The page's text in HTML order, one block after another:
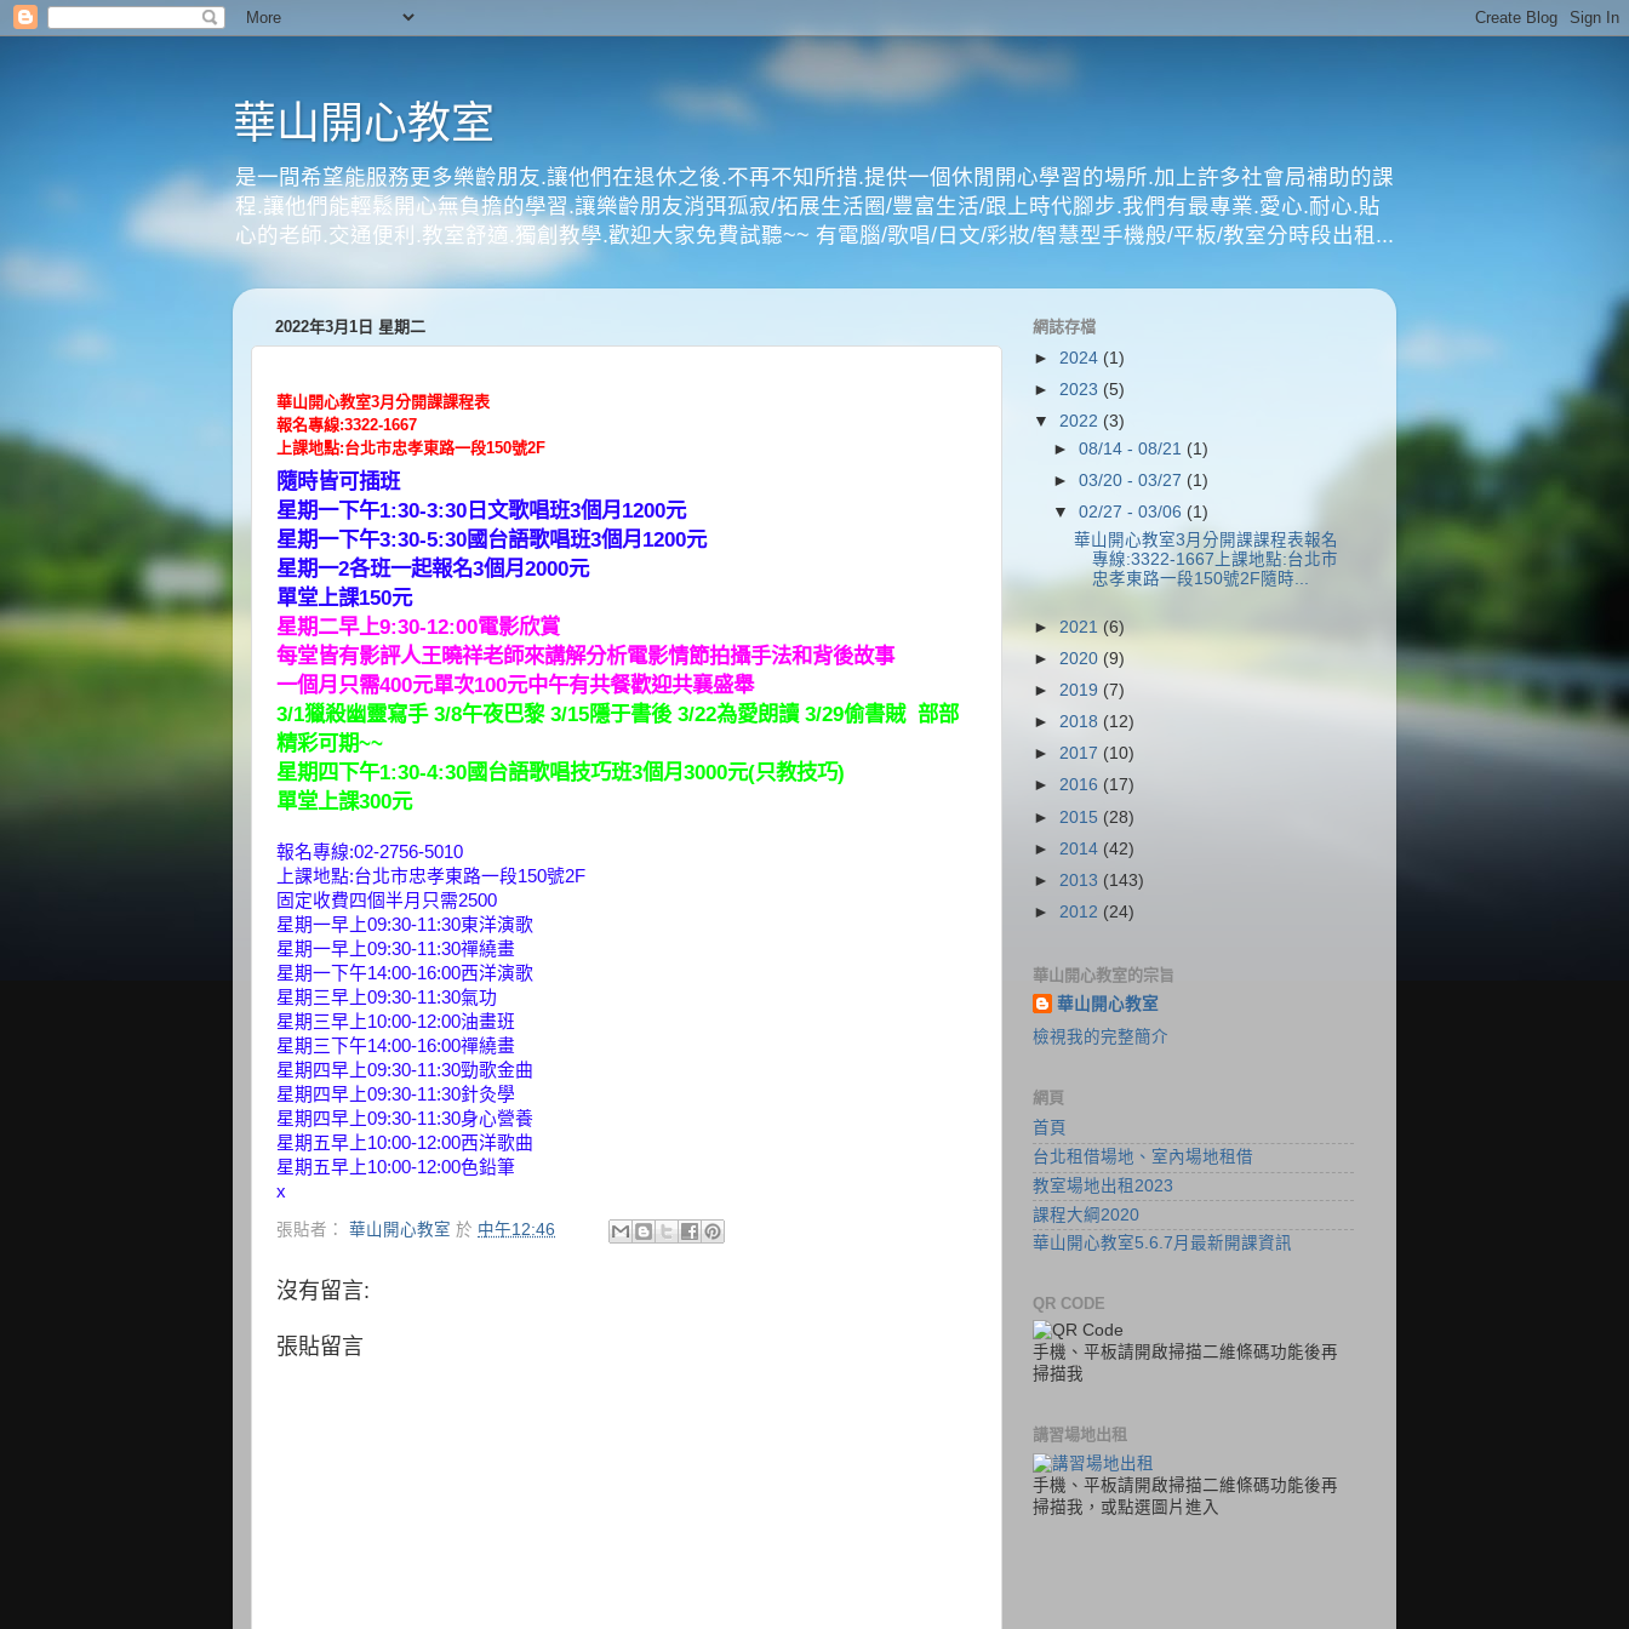
華山開心教室
是一間希望能服務更多樂齡朋友.讓他們在退休之後.不再不知所措.提供一個休閒開心學習的場所.加上許多社會局補助的課
程.讓他們能輕鬆開心無負擔的學習.讓樂齡朋友消弭孤寂/拓展生活圈/豐富生活/跟上時代腳步.我們有最專業.愛心.耐心.貼
心的老師.交通便利.教室舒適.獨創教學.歡迎大家免費試聽~~ 有電腦/歌唱/日文/彩妝/智慧型手機般/平板/教室分時段出租...
2022年3月1日 星期二
華山開心教室3月分開課課程表
報名專線:3322-1667
上課地點:台北市忠孝東路一段150號2F
隨時皆可插班
星期一下午1:30-3:30日文歌唱班3個月1200元
星期一下午3:30-5:30國台語歌唱班3個月1200元
星期一2各班一起報名3個月2000元
單堂上課150元
星期二早上9:30-12:00電影欣賞
每堂皆有影評人王曉祥老師來講解分析電影情節拍攝手法和背後故事
一個月只需400元單次100元中午有共餐歡迎共襄盛舉
3/1獵殺幽靈寫手 3/8午夜巴黎 3/15隱于書後 3/22為愛朗讀 3/29偷書賊 部部
精彩可期~~
星期四下午1:30-4:30國台語歌唱技巧班3個月3000元(只教技巧)
單堂上課300元
報名專線:02-2756-5010
上課地點:台北市忠孝東路一段150號2F
固定收費四個半月只需2500
星期一早上09:30-11:30東洋演歌
星期一早上09:30-11:30禪繞畫
星期一下午14:00-16:00西洋演歌
星期三早上09:30-11:30氣功
星期三早上10:00-12:00油畫班
星期三下午14:00-16:00禪繞畫
星期四早上09:30-11:30勁歌金曲
星期四早上09:30-11:30針灸學
星期四早上09:30-11:30身心營養
星期五早上10:00-12:00西洋歌曲
星期五早上10:00-12:00色鉛筆
x
張貼者： 華山開心教室 於 中午12:46
沒有留言:
張貼留言
網誌存檔
► 2024 (1)
► 2023 (5)
▼ 2022 (3)
►08/14 - 08/21 (1)
►03/20 - 03/27 (1)
▼02/27 - 03/06(1)
華山開心教室3月分開課課程表報名
專線:3322-1667上課地點:台北市
忠孝東路一段150號2F隨時...
► 2021 (6)
► 2020 (9)
► 2019 (7)
► 2018 (12)
► 2017 (10)
► 2016 (17)
► 2015 (28)
► 2014 (42)
► 2013 (143)
► 2012 (24)
華山開心教室的宗旨
華山開心教室
檢視我的完整簡介
網頁
首頁
台北租借場地、室內場地租借
教室場地出租2023
課程大綱2020
華山開心教室5.6.7月最新開課資訊
QR CODE
手機、平板請開啟掃描二維條碼功能後再
掃描我
講習場地出租
手機、平板請開啟掃描二維條碼功能後再
掃描我，或點選圖片進入